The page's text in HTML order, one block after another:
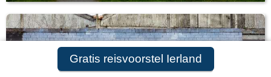
Gratis reisvoorstel Ierland